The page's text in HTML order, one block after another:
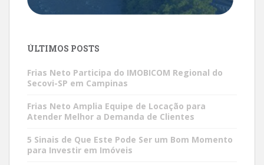
ÚLTIMOS POSTS
Frias Neto Participa do IMOBICOM Regional do
Secovi-SP em Campinas
Frias Neto Amplia Equipe de Locação para
Atender Melhor a Demanda de Clientes
5 Sinais de Que Este Pode Ser um Bom Momento
para Investir em Imóveis